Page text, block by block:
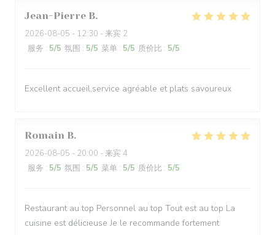
Jean-Pierre B
2026-08-05 - 12:30 - 来宾 2
服务 : 5/5 氛围 : 5/5 菜单 : 5/5 质价比 : 5/5
Excellent accueil,service agréable et plats savoureux
Romain B
2026-08-05 - 20:00 - 来宾 4
服务 : 5/5 氛围 : 5/5 菜单 : 5/5 质价比 : 5/5
Restaurant au top Personnel au top Tout est au top La
cuisine est délicieuse Je le recommande fortement